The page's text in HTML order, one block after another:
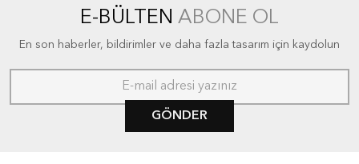
E-BÜLTEN ABONE OL
En son haberler, bildirimler ve daha fazla tasarım için kaydolun
GÖNDER